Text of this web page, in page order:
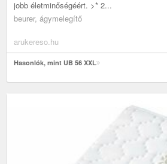
jobb életminőségéért. >* 2...
beurer, ágymelegítő
arukereso.hu
Hasonlók, mint UB 56 XXL